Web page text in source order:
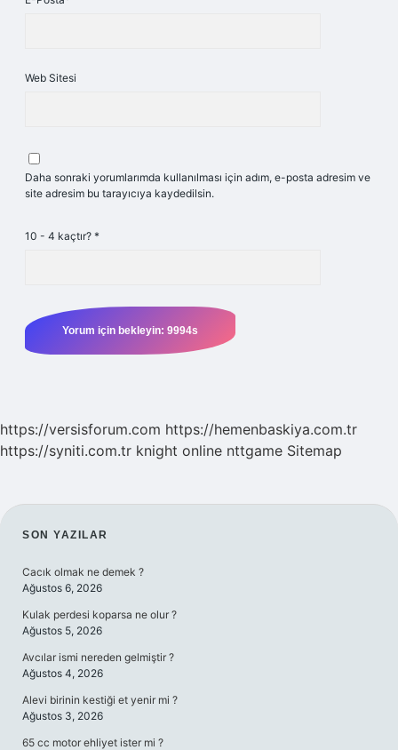
Web Sitesi
Daha sonraki yorumlarımda kullanılması için adım, e-posta adresim ve
site adresim bu tarayıcıya kaydedilsin.
10 - 4 kaçtır? *
https://versisforum.com https://hemenbaskiya.com.tr
https://syniti.com.tr knight online nttgame Sitemap
SIDEBAR
SON YAZILAR
Cacık olmak ne demek ?
Ağustos 6, 2026
Kulak perdesi koparsa ne olur ?
Ağustos 5, 2026
Avcılar ismi nereden gelmiştir ?
Ağustos 4, 2026
Alevi birinin kestiği et yenir mi ?
Ağustos 3, 2026
65 cc motor ehliyet ister mi ?